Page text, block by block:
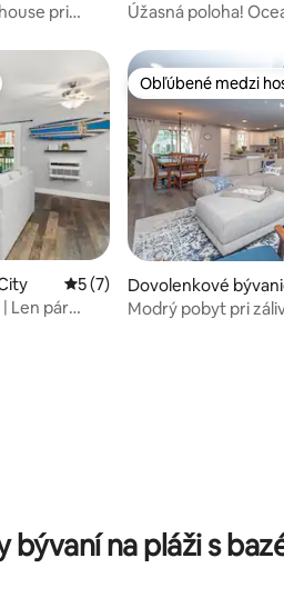
pri
este Ocean City
Úžasná poloha!
130
Priemerné ohodnotenie 5 z
5 (7)
Len pár
Obľúbené medzi
Obľúbené medzi
Dovolenkové
te Ocean Pines
Modrý pobyt pri
bývaní na pláži s